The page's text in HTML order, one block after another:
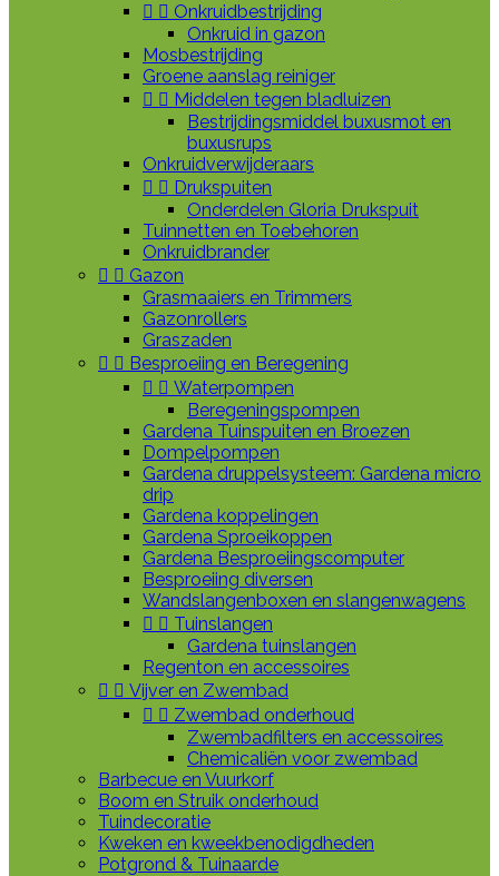
  Onkruidbestrijding
Onkruid in gazon
Mosbestrijding
Groene aanslag reiniger
  Middelen tegen bladluizen
Bestrijdingsmiddel buxusmot en
buxusrups
Onkruidverwijderaars
  Drukspuiten
Onderdelen Gloria Drukspuit
Tuinnetten en Toebehoren
Onkruidbrander
  Gazon
Grasmaaiers en Trimmers
Gazonrollers
Graszaden
  Besproeiing en Beregening
  Waterpompen
Beregeningspompen
Gardena Tuinspuiten en Broezen
Dompelpompen
Gardena druppelsysteem: Gardena micro
drip
Gardena koppelingen
Gardena Sproeikoppen
Gardena Besproeiingscomputer
Besproeiing diversen
Wandslangenboxen en slangenwagens
  Tuinslangen
Gardena tuinslangen
Regenton en accessoires
  Vijver en Zwembad
  Zwembad onderhoud
Zwembadfilters en accessoires
Chemicaliën voor zwembad
Barbecue en Vuurkorf
Boom en Struik onderhoud
Tuindecoratie
Kweken en kweekbenodigdheden
Potgrond & Tuinaarde